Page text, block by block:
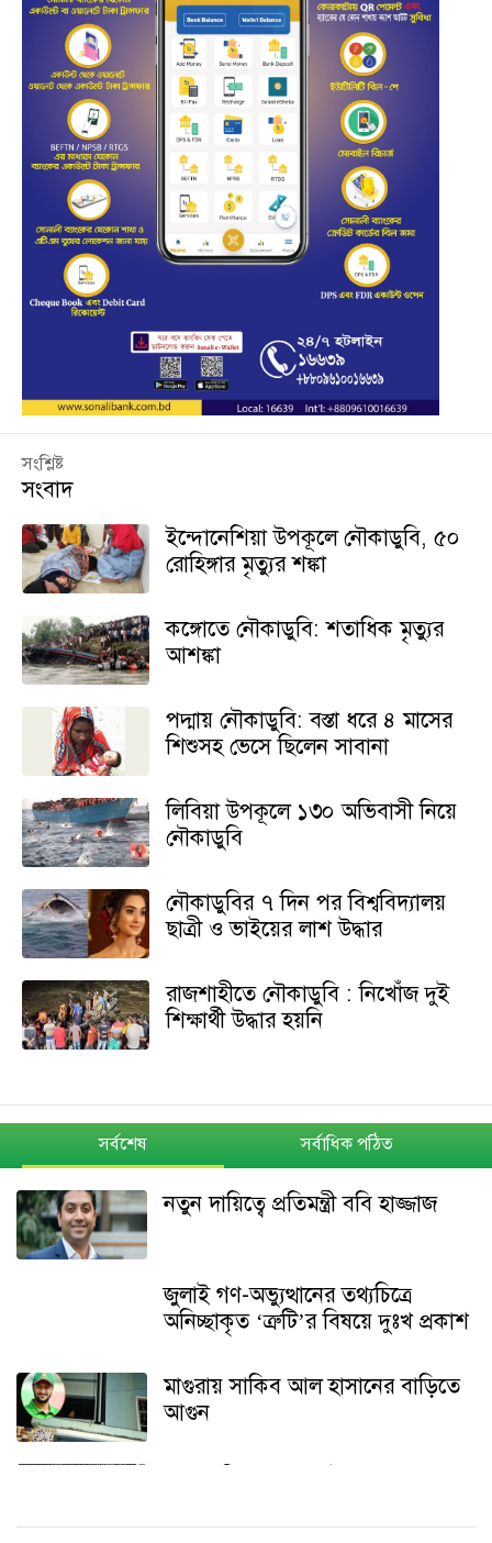
সংশ্লিষ্ট
সংবাদ
ইন্দোনেশিয়া উপকূলে নৌকাডুবি, ৫০
রোহিঙ্গার মৃত্যুর শঙ্কা
কঙ্গোতে নৌকাডুবি: শতাধিক মৃত্যুর
আশঙ্কা
পদ্মায় নৌকাডুবি: বস্তা ধরে ৪ মাসের
শিশুসহ ভেসে ছিলেন সাবানা
লিবিয়া উপকূলে ১৩০ অভিবাসী নিয়ে
নৌকাডুবি
নৌকাডুবির ৭ দিন পর বিশ্ববিদ্যালয়
ছাত্রী ও ভাইয়ের লাশ উদ্ধার
রাজশাহীতে নৌকাডুবি : নিখোঁজ দুই
শিক্ষার্থী উদ্ধার হয়নি
সর্বশেষ সর্বাধিক পঠিত
নতুন দায়িত্বে প্রতিমন্ত্রী ববি হাজ্জাজ
জুলাই গণ-অভ্যুত্থানের তথ্যচিত্রে
অনিচ্ছাকৃত ‘ত্রুটি’র বিষয়ে দুঃখ প্রকাশ
মাগুরায় সাকিব আল হাসানের বাড়িতে
আগুন